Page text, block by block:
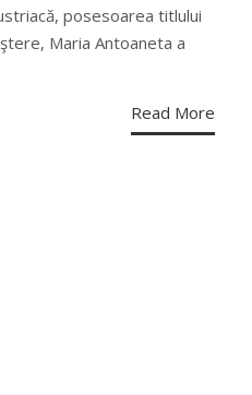
posesoarea titlului
Maria Antoaneta a
Read More